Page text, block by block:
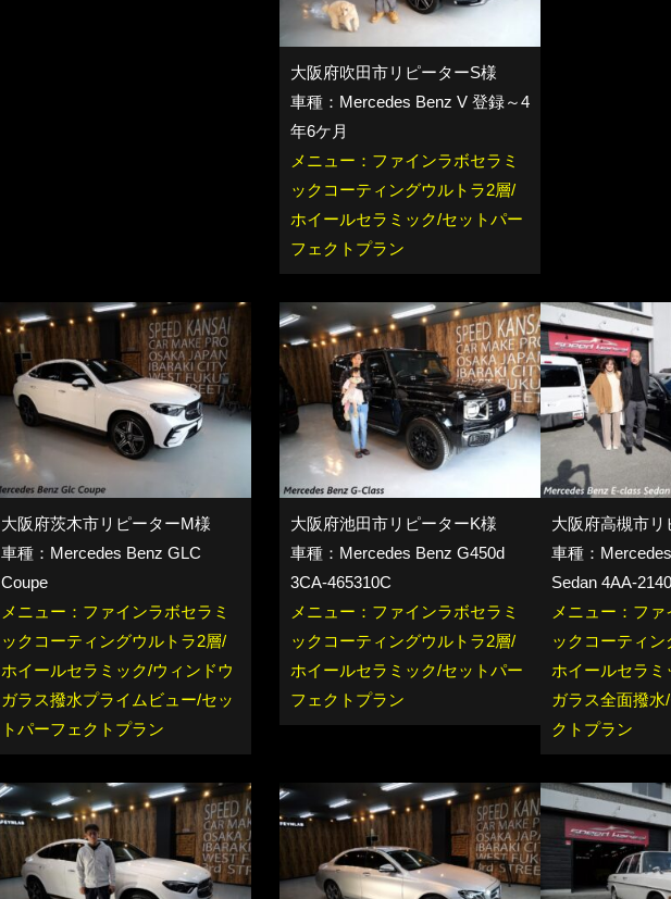
大阪府吹田市リピーターS様
車種：Mercedes Benz V 登録～4
年6ケ月
メニュー：ファインラボセラミ
ックコーティングウルトラ2層/
ホイールセラミック/セットパー
フェクトプラン
大阪府茨木市リピーターM様
車種：Mercedes Benz GLC
Coupe
メニュー：ファインラボセラミ
ックコーティングウルトラ2層/
ホイールセラミック/ウィンドウ
ガラス撥水プライムビュー/セッ
トパーフェクトプラン
大阪府池田市リピーターK様
車種：Mercedes Benz G450d
3CA-465310C
メニュー：ファインラボセラミ
ックコーティングウルトラ2層/
ホイールセラミック/セットパー
フェクトプラン
大阪府高槻市リ
車種：
Sedan 4AA-
メニュー：ファ
ックコーティ
ホイールセラミ
ガラス全面撥水
クトプラン